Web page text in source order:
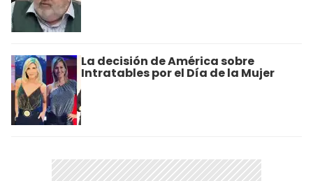
La decisión de América sobre
Intratables por el Día de la Mujer